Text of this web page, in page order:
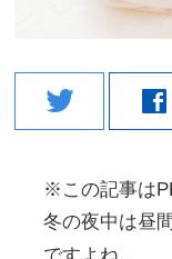
twitter facebook
※この記事は
冬の夜中は昼